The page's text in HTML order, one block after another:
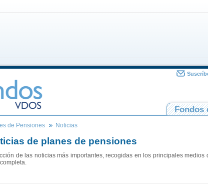
Fondos
de Pensiones Noticias
de planes de pensiones
de las noticias más importantes, recogidas en los principales